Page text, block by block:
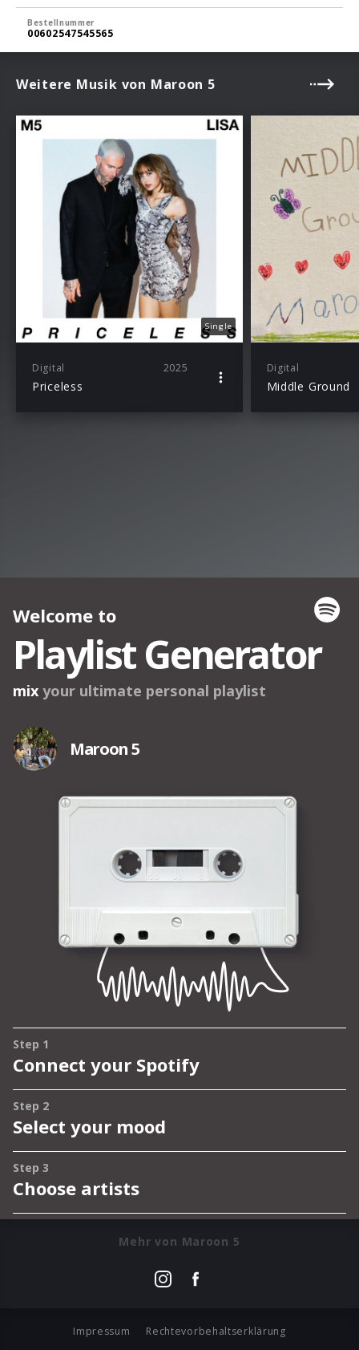
Bestellnummer
00602547545565
Weitere Musik von Maroon 5
Single
Digital 2025
Priceless
Digital
Middle Ground
Mehr von Maroon 5
Impressum Rechtevorbehaltserklärung